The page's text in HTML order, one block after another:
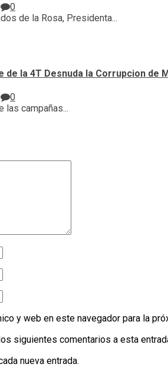
0
de la Rosa, Presidenta...
la 4T Desnuda la Corrupcion de
0
las campañas...
y web en este navegador para la
siguientes comentarios a esta
nueva entrada.